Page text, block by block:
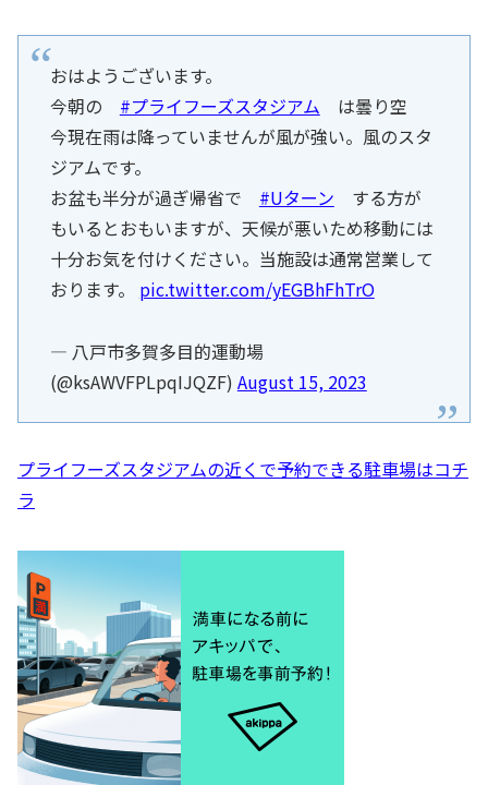
おはようございます。
今朝の #プライフーズスタジアム は曇り空
今現在雨は降っていませんが風が強い。風のスタ
ジアムです。
お盆も半分が過ぎ帰省で #Uターン する方が
もいるとおもいますが、天候が悪いため移動には
十分お気を付けください。当施設は通常営業して
おります。 pic.twitter.com/yEGBhFhTrO
— 八戸市多賀多目的運動場
(@ksAWVFPLpqIJQZF) August 15, 2023
プライフーズスタジアムの近くで予約できる駐車場はコチ
ラ